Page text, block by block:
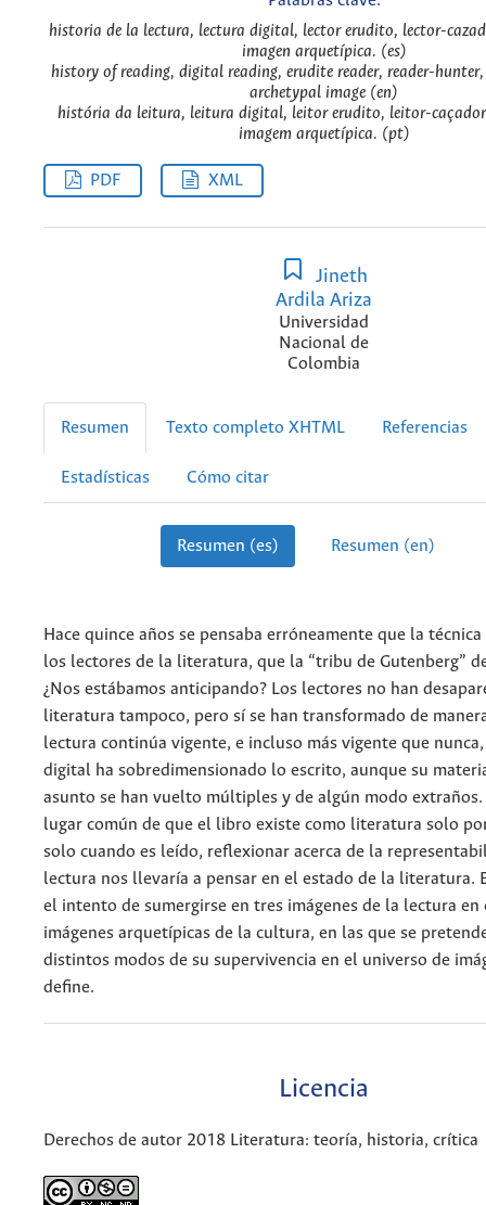
historia de la lectura, lectura digital, lector erudito, lector-
imagen arquetípica. (es)
history of reading, digital reading, erudite reader, reader-
archetypal image (en)
história da leitura, leitura digital, leitor erudito, leitor-
imagem arquetípica. (pt)
PDF XML
Jineth
Ardila Ariza
Universidad
Nacional de
Colombia
Resumen Texto completo XHTML Referencias
Estadísticas Cómo citar
Resumen (es) Resumen (en)
Hace quince años se pensaba erróneamente que la
los lectores de la literatura, que la “tribu de Gutenberg”
¿Nos estábamos anticipando? Los lectores no han
literatura tampoco, pero sí se han transformado de
lectura continúa vigente, e incluso más vigente que
digital ha sobredimensionado lo escrito, aunque su
asunto se han vuelto múltiples y de algún modo
lugar común de que el libro existe como literatura solo
solo cuando es leído, reflexionar acerca de la
lectura nos llevaría a pensar en el estado de la literatura.
el intento de sumergirse en tres imágenes de la lectura en
imágenes arquetípicas de la cultura, en las que se
distintos modos de su supervivencia en el universo de
define.
Licencia
Derechos de autor 2018 Literatura: teoría, historia, crítica